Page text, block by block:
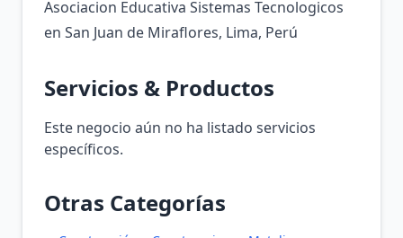
Asociacion Educativa Sistemas Tecnologicos
en San Juan de Miraflores, Lima, Perú
Servicios & Productos
Este negocio aún no ha listado servicios
específicos.
Otras Categorías